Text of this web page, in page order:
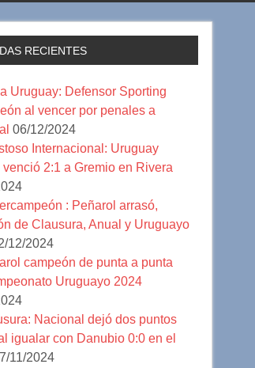
RECIENTES
Uruguay: Defensor Sporting
al vencer por penales a
06/12/2024
Internacional: Uruguay
2:1 a Gremio en Rivera
: Peñarol arrasó,
de Clausura, Anual y Uruguayo
12/2024
campeón de punta a punta
Uruguayo 2024
Nacional dejó dos puntos
igualar con Danubio 0:0 en el
11/2024